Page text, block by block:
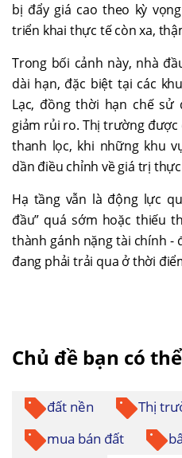
bị đẩy giá cao theo kỳ
triển khai thực tế còn xa,
Trong bối cảnh này, nhà
dài hạn, đặc biệt tại các
Lạc, đồng thời hạn chế
giảm rủi ro. Thị trường
thanh lọc, khi những khu
dần điều chỉnh về giá trị
Hạ tầng vẫn là động lực
đầu” quá sớm hoặc thiếu
thành gánh nặng tài chính -
đang phải trải qua ở thời
Chủ đề bạn có
đất nền
Thị
mua bán đất